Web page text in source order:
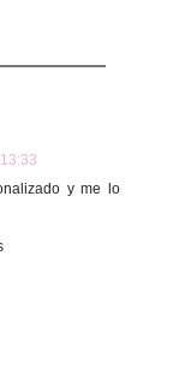
y me lo